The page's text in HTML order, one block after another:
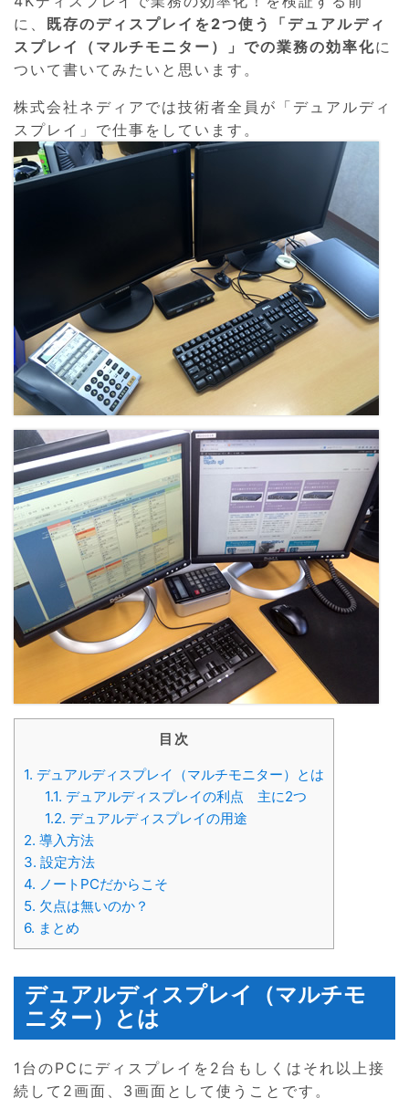
に、
既存のディスプレイを2つ使う「デュアルディ
スプレイ（マルチモニター）」での業務の効率化に
ついて書いてみたいと思います。
株式会社ネディアでは技術者全員が「デュアルディ
スプレイ」で仕事をしています。
目次
1. デュアルディスプレイ（マルチモニター）とは
1.1. デュアルディスプレイの利点 主に2つ
1.2. デュアルディスプレイの用途
2. 導入方法
3. 設定方法
4. ノートPCだからこそ
5. 欠点は無いのか？
6. まとめ
デュアルディスプレイ（マルチモ
ニター）とは
1台のPCにディスプレイを2台もしくはそれ以上接
続して2画面、3画面として使うことです。